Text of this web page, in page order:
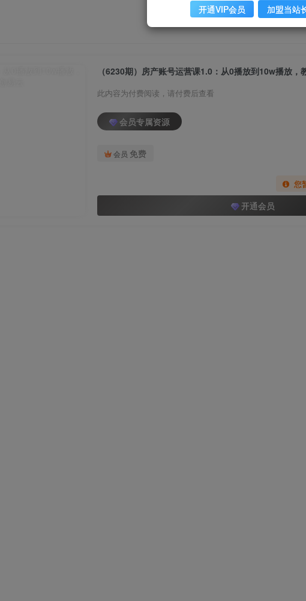
此内容为付费阅读，请付费后查看
会员专属资源
会员 免费
您
开通会员
开通VIP会员 加盟当站